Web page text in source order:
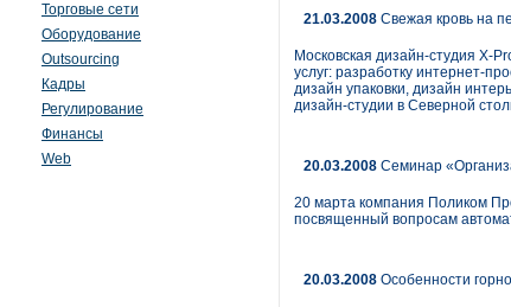
Торговые сети
Оборудование
Outsourcing
Кадры
Регулирование
Финансы
Web
21.03.2008 Свежая кровь на
Московская дизайн-студия X-
услуг: разработку интернет-
дизайн упаковки, дизайн
дизайн-студии в Северной
20.03.2008 Семинар
20 марта компания Поликом
посвященный вопросам
20.03.2008 Особенности